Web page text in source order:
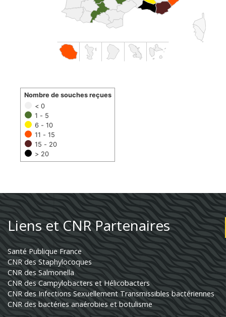
< 0
1 - 5
6 - 10
11 - 15
15 - 20
> 20
Nombre de souches reçues
Liens et CNR Partenaires
Santé Publique France
CNR des Staphylocoques
CNR des Salmonella
CNR des Campylobacters et Hélicobacters
CNR des Infections Sexuellement Transmissibles bactériennes
CNR des bactéries anaérobies et botulisme